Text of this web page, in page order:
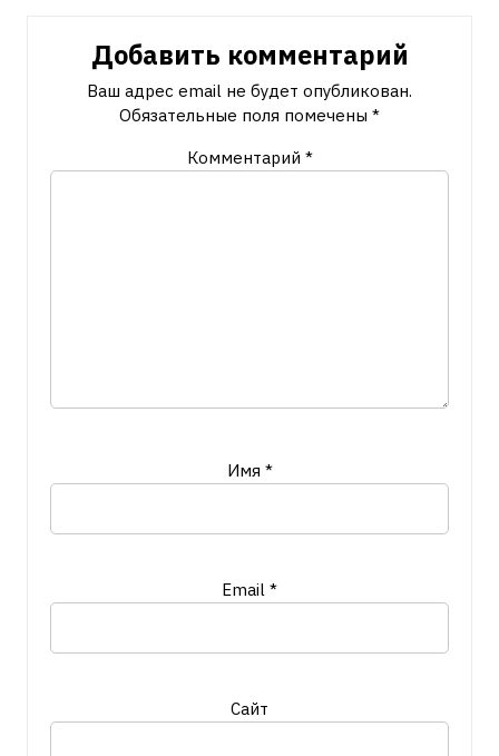
Добавить комментарий
Ваш адрес email не будет опубликован.
Обязательные поля помечены *
Комментарий *
Имя *
Email *
Сайт